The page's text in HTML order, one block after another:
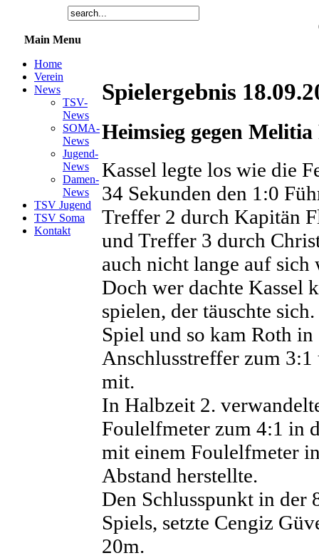
Main Menu
Home
Verein
News
TSV-
News
SOMA-
News
Jugend-
News
Damen-
News
TSV Jugend
TSV Soma
Kontakt
Spielergebnis
Heimsieg gegen
Kassel legte los wie die
34 Sekunden den 1:0
Treffer 2 durch Kapitän
und Treffer 3 durch
auch nicht lange auf sich
Doch wer dachte Kassel
spielen, der täuschte
Spiel und so kam Roth
Anschlusstreffer zum
mit.
In Halbzeit 2.
Foulelfmeter zum 4:1 in
mit einem Foulelfmeter
Abstand herstellte.
Den Schlusspunkt in der
Spiels, setzte Cengiz
20m.